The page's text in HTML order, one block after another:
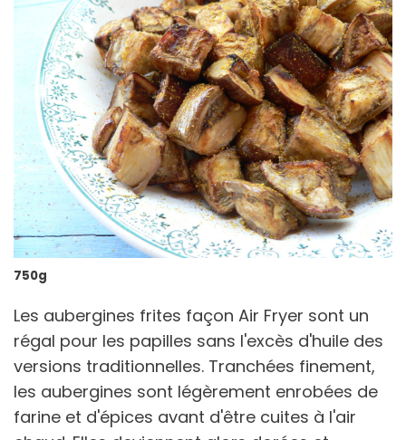
750g
Les aubergines frites façon Air Fryer sont un
régal pour les papilles sans l'excès d'huile des
versions traditionnelles. Tranchées finement,
les aubergines sont légèrement enrobées de
farine et d'épices avant d'être cuites à l'air